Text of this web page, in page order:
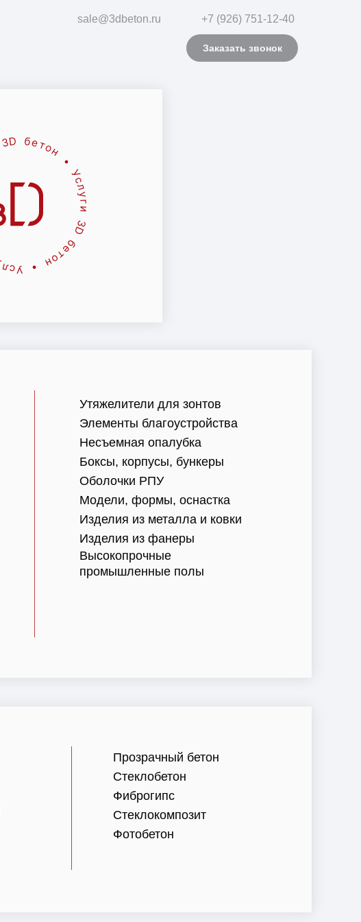
Заказать звонок
+7 (926) 751-12-40
sale@3dbeton.ru
Утяжелители для зонтов
Элементы благоустройства
Несъемная опалубка
Боксы, корпусы, бункеры
Оболочки РПУ
Модели, формы, оснастка
Изделия из металла и ковки
Изделия из фанеры
Высокопрочные
промышленные полы
Прозрачный бетон
Стеклобетон
Фиброгипс
Стеклокомпозит
Фотобетон